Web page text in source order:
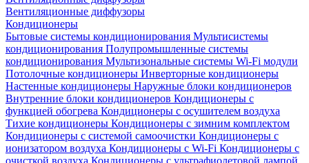
Вентиляционные диффузоры
Кондиционеры
Бытовые системы кондиционирования Мультисистемы
кондиционирования Полупромышленные системы
кондиционирования Мультизональные системы Wi-Fi модули
Потолочные кондиционеры Инверторные кондиционеры
Настенные кондиционеры Наружные блоки кондиционеров
Внутренние блоки кондиционеров Кондиционеры с
функцией обогрева Кондиционеры с осушителем воздуха
Тихие кондиционеры Кондиционеры с зимним комплектом
Кондиционеры с системой самоочистки Кондиционеры с
ионизатором воздуха Кондиционеры с Wi-Fi Кондиционеры с
очисткой воздуха Кондиционеры с ультрафиолетовой лампой